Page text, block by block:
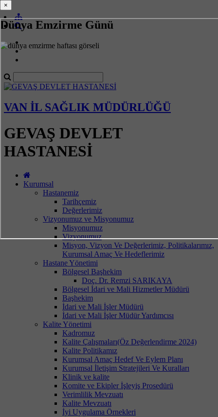
Dünya Emzirme Günü
VAN İL SAĞLIK MÜDÜRLÜĞÜ
GEVAŞ DEVLET
HASTANESİ
Kurumsal
Hastanemiz
Tarihçemiz
Değerlerimiz
Vizyonumuz ve Misyonumuz
Misyonumuz
Vizyonumuz
Misyon, Vizyon Ve Değerlerimiz, Politikalarımız,
Kurumsal Amaç Ve Hedeflerimiz
Hastane Yönetimi
Bölgesel Başhekim
Doç. Dr. Remzi SARIKAYA
Bölgesel İdari ve Mali Hizmetler Müdürü
Başhekim
İdari ve Mali İşler Müdürü
İdari ve Mali İşler Müdür Yardımcısı
Kalite Yönetimi
Kadromuz
Kalite Çalışmaları(Öz Değerlendirme 2024)
Kalite Politikamız
Kurumsal Amaç Hedef Ve Eylem Planı
Kurumsal İletişim Stratejileri Ve Kuralları
Klinik ve kalite
Komite ve Ekipler İşleyiş Prosedürü
Verimlilik Mevzuatı
Kalite Mevzuatı
İyi Uygulama Örnekleri
×